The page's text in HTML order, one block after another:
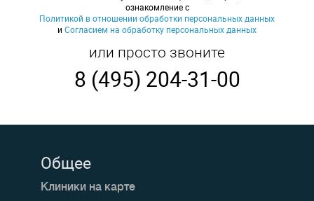
ознакомление с
Политикой в отношении обработки персональных данных
и Согласием на обработку персональных данных
или просто звоните
8 (495) 204-31-00
Общее
Клиники на карте